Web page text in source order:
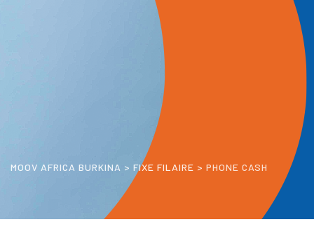
MOOV AFRICA BURKINA > FIXE FILAIRE > PHONE CASH